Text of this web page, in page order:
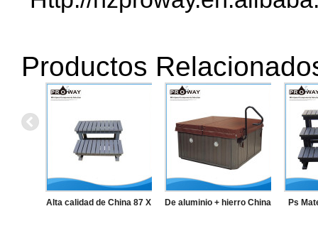
Productos
Alta calidad de China 87 X De aluminio + hierro China Ps